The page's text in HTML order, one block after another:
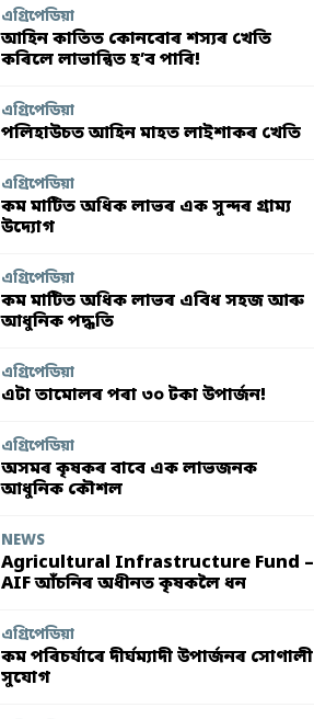
এগ্ৰিপেডিয়া
আহিন কাতিত কোনবোৰ শস্যৰ খেতি
কৰিলে লাভান্বিত হ’ব পাৰি!
এগ্ৰিপেডিয়া
পলিহাউচত আহিন মাহত লাইশাকৰ খেতি
এগ্ৰিপেডিয়া
কম মাটিত অধিক লাভৰ এক সুন্দৰ গ্ৰাম্য
উদ্যোগ
এগ্ৰিপেডিয়া
কম মাটিত অধিক লাভৰ এবিধ সহজ আৰু
আধুনিক পদ্ধতি
এগ্ৰিপেডিয়া
এটা তামোলৰ পৰা ৩০ টকা উপাৰ্জন!
এগ্ৰিপেডিয়া
অসমৰ কৃষকৰ বাবে এক লাভজনক
আধুনিক কৌশল
NEWS
Agricultural Infrastructure Fund –
AIF আঁচনিৰ অধীনত কৃষকলৈ ধন
এগ্ৰিপেডিয়া
কম পৰিচৰ্যাৰে দীৰ্ঘম্যাদী উপাৰ্জনৰ সোণালী
সুযোগ